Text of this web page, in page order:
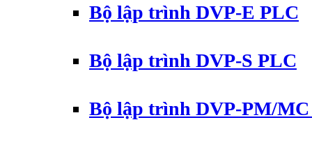
Bộ lập trình DVP-E PLC
Bộ lập trình DVP-S PLC
Bộ lập trình DVP-PM/